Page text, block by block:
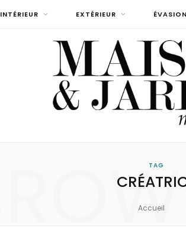
INTÉRIEUR EXTÉRIEUR ÉVASION
TAG
Accueil